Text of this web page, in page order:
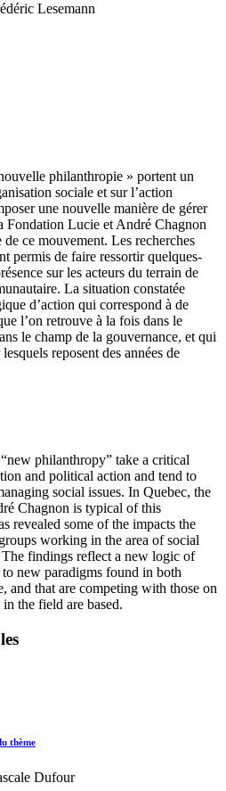
Lesemann
philanthropie » portent un
sociale et sur l’action
une nouvelle manière de gérer
Fondation Lucie et André Chagnon
ce mouvement. Les recherches
permis de faire ressortir quelques-
sur les acteurs du terrain de
La situation constatée
d’action qui correspond à de
l’on retrouve à la fois dans le
le champ de la gouvernance, et qui
reposent des années de
philanthropy” take a critical
and political action and tend to
social issues. In Quebec, the
Chagnon is typical of this
revealed some of the impacts the
working in the area of social
findings reflect a new logic of
new paradigms found in both
and that are competing with those on
the field are based.
thème
Dufour